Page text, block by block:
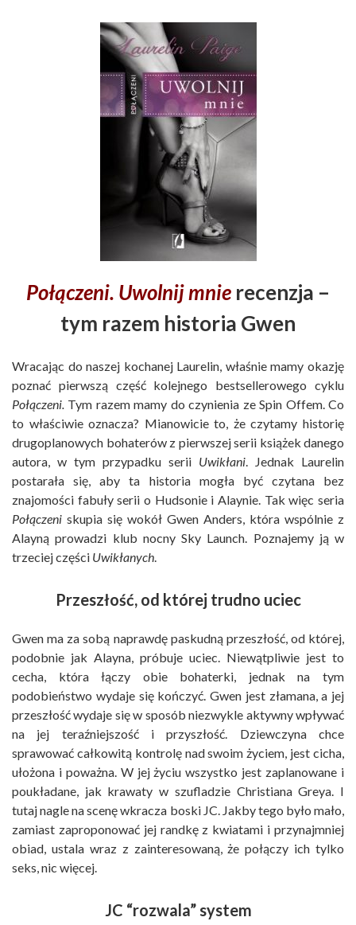
Połączeni. Uwolnij mnie recenzja –
tym razem historia Gwen
Wracając do naszej kochanej Laurelin, właśnie mamy okazję
poznać pierwszą część kolejnego bestsellerowego cyklu
Połączeni. Tym razem mamy do czynienia ze Spin Offem. Co
to właściwie oznacza? Mianowicie to, że czytamy historię
drugoplanowych bohaterów z pierwszej serii książek danego
autora, w tym przypadku serii Uwikłani . Jednak Laurelin
postarała się, aby ta historia mogła być czytana bez
znajomości fabuły serii o Hudsonie i Alaynie. Tak więc seria
Połączeni skupia się wokół Gwen Anders, która wspólnie z
Alayną prowadzi klub nocny Sky Launch. Poznajemy ją w
trzeciej części Uwikłanych
Przeszłość, od której trudno uciec
Gwen ma za sobą naprawdę paskudną przeszłość, od której,
podobnie jak Alayna, próbuje uciec. Niewątpliwie jest to
cecha, która łączy obie bohaterki, jednak na tym
podobieństwo wydaje się kończyć. Gwen jest złamana, a jej
przeszłość wydaje się w sposób niezwykle aktywny wpływać
na jej teraźniejszość i przyszłość. Dziewczyna chce
sprawować całkowitą kontrolę nad swoim życiem, jest cicha,
ułożona i poważna. W jej życiu wszystko jest zaplanowane i
poukładane, jak krawaty w szufladzie Christiana Greya. I
tutaj nagle na scenę wkracza boski JC. Jakby tego było mało,
zamiast zaproponować jej randkę z kwiatami i przynajmniej
obiad, ustala wraz z zainteresowaną, że połączy ich tylko
seks, nic więcej.
JC “rozwala” system